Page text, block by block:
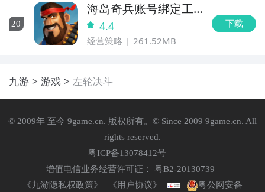
20
海岛奇兵账号绑定工
具 4.4
经营策略 261.52MB
下载
九游 游戏 左轮决斗
© 2009年 至今 9game.cn. 版权所有。© Since 2009 9game.cn. All
rights reserved.
粤ICP备13078412号
增值电信业务经营许可证： 粤B2-20130739
《九游隐私权政策》
《用户协议》 粤公网安备